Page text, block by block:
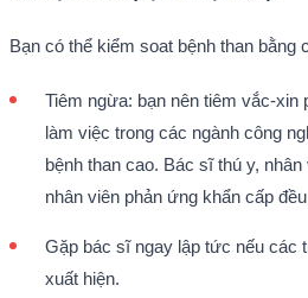
Bạn có thể kiểm soat bệnh than bằng
Tiêm ngừa: bạn nên tiêm vắc-xin
làm việc trong các ngành công
bệnh than cao. Bác sĩ thú y,
nhân viên phản ứng khẩn cấp
Gặp bác sĩ ngay lập tức nếu các
xuất hiện.